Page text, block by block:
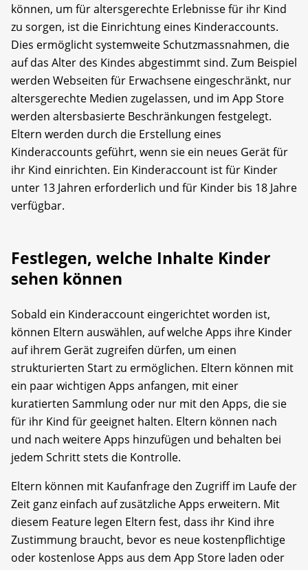
können, um für alters­gerechte Erlebnisse für ihr Kind
zu sorgen, ist die Einrichtung eines Kinder­accounts.
Dies ermöglicht systemweite Schutzmassnahmen, die
auf das Alter des Kindes abgestimmt sind. Zum Beispiel
werden Webseiten für Erwachsene eingeschränkt, nur
altersgerechte Medien zugelassen, und im App Store
werden altersbasierte Beschränkungen festgelegt.
Eltern werden durch die Erstellung eines
Kinderaccounts geführt, wenn sie ein neues Gerät für
ihr Kind einrichten. Ein Kinderaccount ist für Kinder
unter 13 Jahren erforderlich und für Kinder bis 18 Jahre
verfügbar.
Festlegen, welche Inhalte Kinder
sehen können
Sobald ein Kinderaccount eingerichtet worden ist,
können Eltern auswählen, auf welche Apps ihre Kinder
auf ihrem Gerät zugreifen dürfen, um einen
strukturierten Start zu ermöglichen. Eltern können mit
ein paar wichtigen Apps anfangen, mit einer
kuratierten Sammlung oder nur mit den Apps, die sie
für ihr Kind für geeignet halten. Eltern können nach
und nach weitere Apps hinzufügen und behalten bei
jedem Schritt stets die Kontrolle.
Eltern können mit Kaufanfrage den Zugriff im Laufe der
Zeit ganz einfach auf zusätzliche Apps erweitern. Mit
diesem Feature legen Eltern fest, dass ihr Kind ihre
Zustimmung braucht, bevor es neue kostenpflichtige
oder kostenlose Apps aus dem App Store laden oder